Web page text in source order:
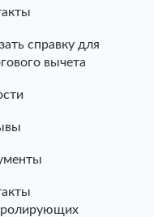
справку для
вычета